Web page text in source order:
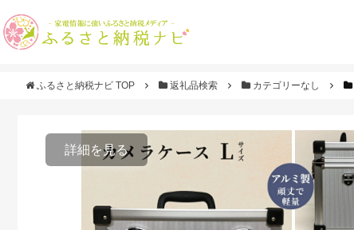
ふるさと納税ナビ TOP 返礼品検索 カテゴリーなし
詳細を見る